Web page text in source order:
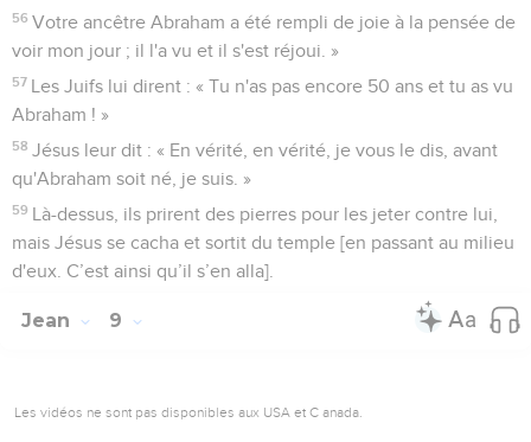
56 Votre ancêtre Abraham a été rempli de joie à la pensée de
voir mon jour ; il l'a vu et il s'est réjoui. »
57 Les Juifs lui dirent : « Tu n'as pas encore 50 ans et tu as vu
Abraham ! »
58 Jésus leur dit : « En vérité, en vérité, je vous le dis, avant
qu'Abraham soit né, je suis. »
59 Là-dessus, ils prirent des pierres pour les jeter contre lui,
mais Jésus se cacha et sortit du temple [en passant au milieu
d'eux. C’est ainsi qu’il s’en alla].
Jean 9
Les vidéos ne sont pas disponibles aux USA et C anada.